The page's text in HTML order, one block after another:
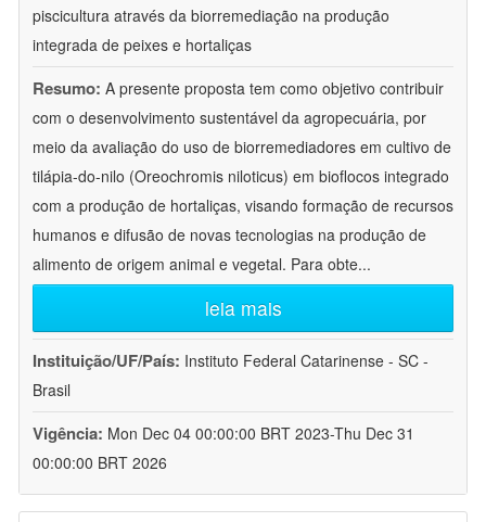
piscicultura através da biorremediação na produção
integrada de peixes e hortaliças
Resumo: A presente proposta tem como objetivo contribuir
com o desenvolvimento sustentável da agropecuária, por
meio da avaliação do uso de biorremediadores em cultivo de
tilápia-do-nilo (Oreochromis niloticus) em bioflocos integrado
com a produção de hortaliças, visando formação de recursos
humanos e difusão de novas tecnologias na produção de
alimento de origem animal e vegetal. Para obte...
leia mais
Instituição/UF/País: Instituto Federal Catarinense - SC -
Brasil
Vigência: Mon Dec 04 00:00:00 BRT 2023-Thu Dec 31
00:00:00 BRT 2026